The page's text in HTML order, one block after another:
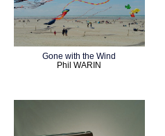
Gone with the Wind
Phil WARIN